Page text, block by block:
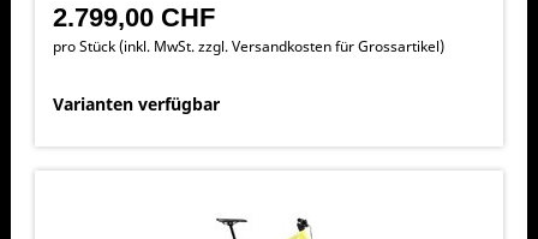
2.799,00 CHF
pro Stück (inkl. MwSt. zzgl.Versandkosten für Grossartikel)
Varianten verfügbar